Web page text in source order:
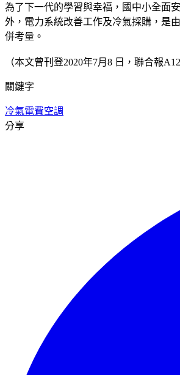
為了下一代的學習與幸福，國中小全面
外，電力系統改善工作及冷氣採購，是
併考量。
（本文曾刊登2020年7月8 日，聯合報
關鍵字
冷氣電費空調
分享